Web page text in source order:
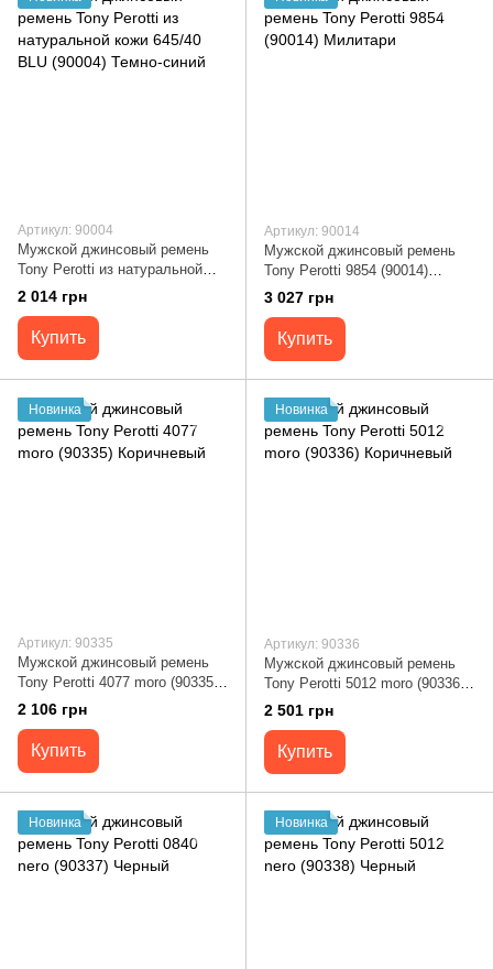
Артикул: 90004
Мужской джинсовый ремень
Tony Perotti из натуральной
кожи 645/40 BLU (90004)
Темно-синий
2 014 грн
Купить
Артикул: 90014
Мужской джинсовый ремень
Tony Perotti 9854 (90014)
Милитари
3 027 грн
Купить
Новинка
Артикул: 90335
Мужской джинсовый ремень
Tony Perotti 4077 moro (90335)
Коричневый
2 106 грн
Купить
Новинка
Артикул: 90336
Мужской джинсовый ремень
Tony Perotti 5012 moro (90336)
Коричневый
2 501 грн
Купить
Новинка Новинка